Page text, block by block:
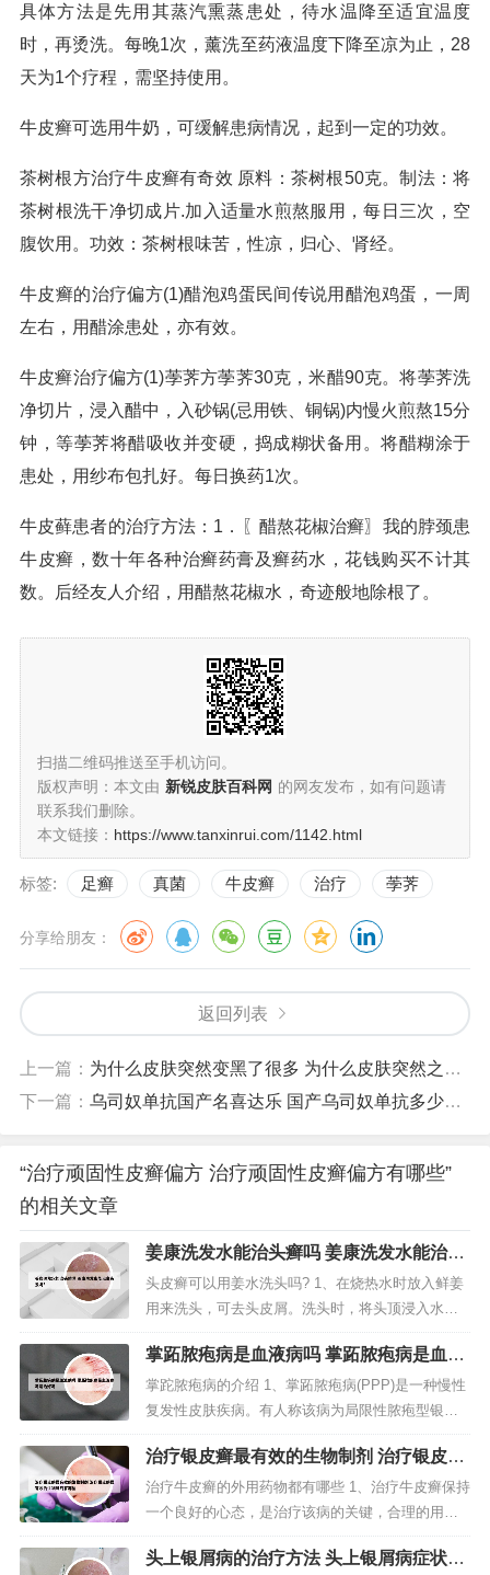
具体方法是先用其蒸汽熏蒸患处，待水温降至适宜温度
时，再烫洗。每晚1次，薰洗至药液温度下降至凉为止，28
天为1个疗程，需坚持使用。
牛皮癣可选用牛奶，可缓解患病情况，起到一定的功效。
茶树根方治疗牛皮癣有奇效 原料：茶树根50克。制法：将
茶树根洗干净切成片.加入适量水煎熬服用，每日三次，空
腹饮用。功效：茶树根味苦，性凉，归心、肾经。
牛皮癣的治疗偏方(1)醋泡鸡蛋民间传说用醋泡鸡蛋，一周
左右，用醋涂患处，亦有效。
牛皮癣治疗偏方(1)荸荠方荸荠30克，米醋90克。将荸荠洗
净切片，浸入醋中，入砂锅(忌用铁、铜锅)内慢火煎熬15分
钟，等荸荠将醋吸收并变硬，捣成糊状备用。将醋糊涂于
患处，用纱布包扎好。每日换药1次。
牛皮藓患者的治疗方法：1．〖醋熬花椒治癣〗我的脖颈患
牛皮癣，数十年各种治癣药膏及癣药水，花钱购买不计其
数。后经友人介绍，用醋熬花椒水，奇迹般地除根了。
扫描二维码推送至手机访问。
版权声明：本文由 新锐皮肤百科网 的网友发布，如有问题请
联系我们删除。
本文链接： https://www.tanxinrui.com/1142.html
标签: 足癣 真菌 牛皮癣 治疗 荸荠
分享给朋友：
返回列表
上一篇： 为什么皮肤突然变黑了很多 为什么皮肤突然之间变得很黑
下一篇： 乌司奴单抗国产名喜达乐 国产乌司奴单抗多少钱一支
“治疗顽固性皮癣偏方 治疗顽固性皮癣偏方有哪些”
的相关文章
姜康洗发水能治头癣吗 姜康洗发水能治白
头发吗?
头皮癣可以用姜水洗头吗? 1、在烧热水时放入鲜姜
用来洗头，可去头皮屑。洗头时，将头顶浸入水
中，边洗边用手轻轻按摩头皮，然后再用清水洗
净，用毛巾擦干。第二天再用洗头剂清洗。一星期
至少这样洗两次，持续一段时间就会有一定的效
果。2、中医说生姜是温性的，用生姜水洗头可以促
进头部血液循环，消炎止痒，而醋也有很...
掌跖脓疱病是血液病吗 掌跖脓疱病是血液
病吗能治好吗
掌跎脓疱病的介绍 1、掌跖脓疱病(PPP)是一种慢性
复发性皮肤疾病。有人称该病为局限性脓疱型银屑
病，有人认为这是银屑病的变种或亚型，但现在不
少学者又认为它是一种独立的疾病。【发病原因】
掌跖脓疱病的病因目前尚不清楚。2、掌跖脓疱病是
指局限于掌跖部的慢性复发性疾病，以在红斑的基
础上出现周期性的无菌性小脓...
治疗银皮癣最有效的生物制剂 治疗银皮癣
最有效的生物制剂有哪些
治疗牛皮癣的外用药物都有哪些 1、治疗牛皮癣保持
一个良好的心态，是治疗该病的关键，合理的用
药，还是可以降低其复发几率的。用药时应注意：
不可片面追求近期疗效。西医治疗虽然快捷，但是
头上银屑病的治疗方法 头上银屑病症状是